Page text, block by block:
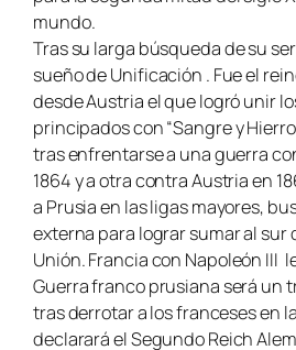
mundo.
Tras su larga búsqueda de su
sueño de Unificación . Fue el
desde Austria el que logró unir
principados con “Sangre y
tras enfrentarse a una guerra
1864 y a otra contra Austria en
a Prusia en las ligas mayores,
externa para lograr sumar al sur
Unión. Francia con Napoleón III
Guerra franco prusiana será un
tras derrotar a los franceses en
declarará el Segundo Reich